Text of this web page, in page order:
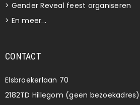
> Gender Reveal feest organiseren
> En meer...
CONTACT
Elsbroekerlaan 70
2182TD Hillegom (geen bezoekadres)